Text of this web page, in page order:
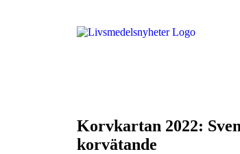
Korvkartan 2022:
korvätande